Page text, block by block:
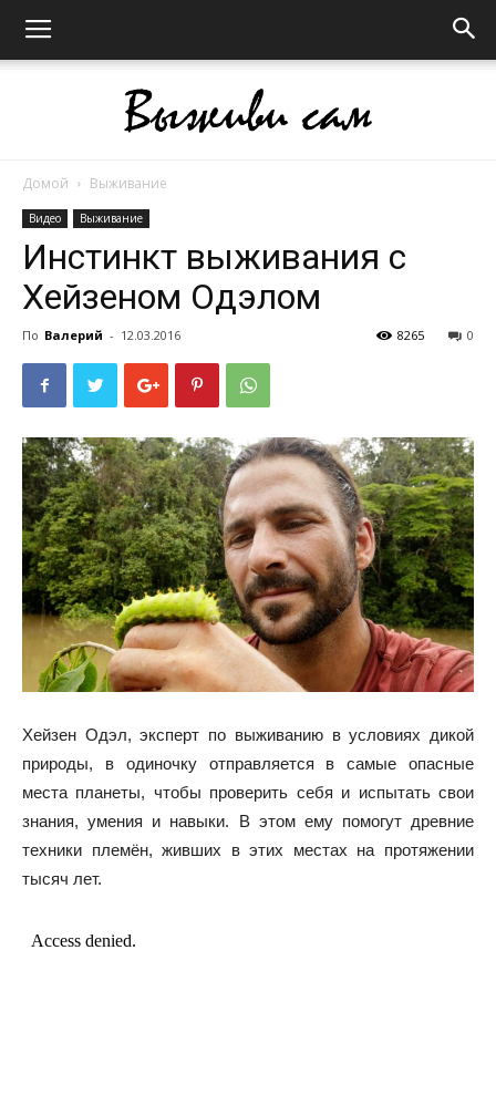
сам
Домой Выживание
Видео Выживание
Инстинкт выживания с
Хейзеном Одэлом
По Валерий - 12.03.2016 0
8265
Хейзен Одэл, эксперт по выживанию в условиях дикой
природы, в одиночку отправляется в самые опасные
места планеты, чтобы проверить себя и испытать свои
знания, умения и навыки. В этом ему помогут древние
техники племён, живших в этих местах на протяжении
тысяч лет.